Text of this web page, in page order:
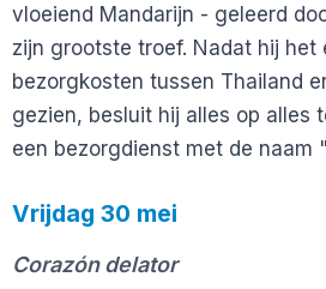
vloeiend Mandarijn - geleerd
zijn grootste troef. Nadat hij het
bezorgkosten tussen Thailand
gezien, besluit hij alles op alles
een bezorgdienst met de naam
Vrijdag 30 mei
Corazón delator